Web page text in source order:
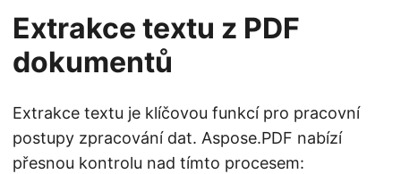
Extrakce textu z PDF
dokumentů
Extrakce textu je klíčovou funkcí pro pracovní
postupy zpracování dat. Aspose.PDF nabízí
přesnou kontrolu nad tímto procesem: